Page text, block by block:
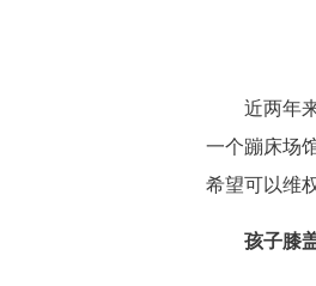
近两年来
一个蹦床场
希望可以维权
孩子膝